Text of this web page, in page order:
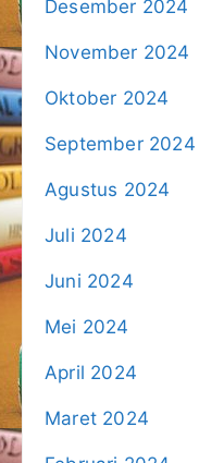
Desember 2024
November 2024
Oktober 2024
September 2024
Agustus 2024
Juli 2024
Juni 2024
Mei 2024
April 2024
Maret 2024